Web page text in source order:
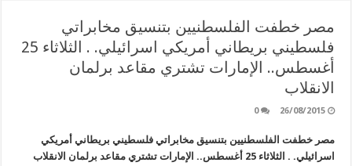
مصر خطفت الفلسطنيين بتنسيق مخابراتي
فلسطيني بريطاني أمريكي اسرائيلي. . الثلاثاء 25
أغسطس.. الإمارات تشتري مقاعد برلمان
الانقلاب
26/08/2015
0
مصر خطفت الفلسطنيين بتنسيق مخابراتي فلسطيني بريطاني أمريكي
اسرائيلي. . الثلاثاء 25 أغسطس.. الإمارات تشتري مقاعد برلمان الانقلاب